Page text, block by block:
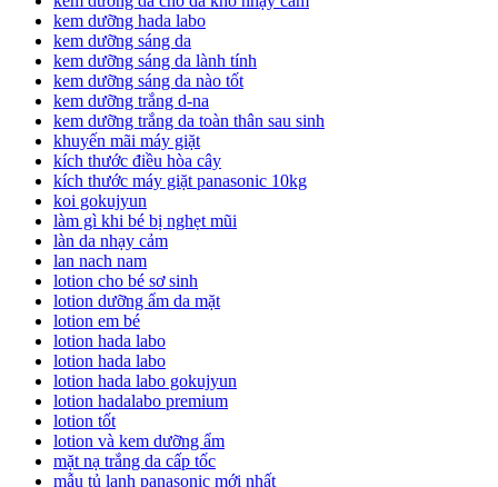
kem dưỡng hada labo
kem dưỡng sáng da
kem dưỡng sáng da lành tính
kem dưỡng sáng da nào tốt
kem dưỡng trắng d-na
kem dưỡng trắng da toàn thân sau sinh
khuyến mãi máy giặt
kích thước điều hòa cây
kích thước máy giặt panasonic 10kg
koi gokujyun
làm gì khi bé bị nghẹt mũi
làn da nhạy cảm
lan nach nam
lotion cho bé sơ sinh
lotion dưỡng ẩm da mặt
lotion em bé
lotion hada labo
lotion hada labo
lotion hada labo gokujyun
lotion hadalabo premium
lotion tốt
lotion và kem dưỡng ẩm
mặt nạ trắng da cấp tốc
mẫu tủ lạnh panasonic mới nhất